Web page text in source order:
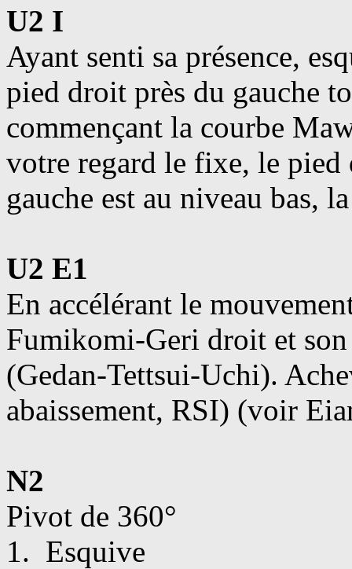
U2 I
Ayant senti sa présence,
pied droit près du gauche
commençant la courbe
votre regard le fixe, le
gauche est au niveau bas,
U2 E1
En accélérant le
Fumikomi-Geri droit et
(Gedan-Tettsui-Uchi).
abaissement, RSI) (voir
N2
Pivot de 360°
1. Esquive